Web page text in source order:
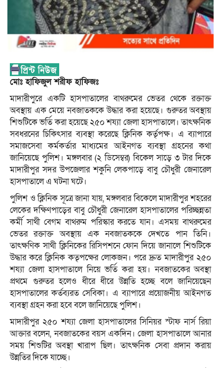
মোঃ হাফিজুল শরীফ হাফিজঃ
মাদারীপুরে একটি হাসপাতালের বাথরুমের ভেতর থেকে রক্তাক্ত
অবস্থায় এক মেয়ে নবজাতককে উদ্ধার করা হয়েছে। গুরুতর অবস্থায়
শিশুটিকে ভর্তি করা হয়েছে ২৫০ শয্যা জেলা হাসপাতালে। তাৎক্ষনিক
সবধরনের চিকিৎসার ব্যবস্থা করেছে ক্লিনিক কর্তৃপক্ষ। এ ব্যাপারে
সমাজসেবা কর্মকর্তার মাধ্যমের আইনগত ব্যবস্থা গ্রহনের কথা
জানিয়েছে পুলিশ। মঙ্গলবার (২ ডিসেম্বর) বিকেল সাড়ে ৩ টার দিকে
মাদারীপুর সদর উপজেলার শকুনি লেকপাড়ে বাবু চৌধুরী জেনারেল
হাসপাতালে এ ঘটনা ঘটে।
পুলিশ ও ক্লিনিক সূত্রে জানা যায়, মঙ্গলবার বিকেলে মাদারীপুর শহরের
লেকের দক্ষিণপাড়ের বাবু চৌধুরী জেনারেল হাসপাতালের পরিচ্ছন্নতা
কর্মী সাথী বেগম বাথরুম পরিস্কার করতে যান। এসময় বাথরুমের
ভেতর রক্তাক্ত অবস্থায় এক নবজাতককে দেখতে পান তিনি।
তাৎক্ষণিক সাথী ক্লিনিকের রিসিপশনে ফোন দিয়ে জানালে শিশুটিকে
উদ্ধার করে ক্লিনিক কতৃপক্ষের লোকজন। পরে দ্রুত মাদারীপুর ২৫০
শয্যা জেলা হাসপাতালে নিয়ে ভর্তি করা হয়। নবজাতকের অবস্থা
প্রথমে গুরুতর হলেও ধীরে ধীরে উন্নতি হচ্ছে বলে জানিয়েছেন
হাসপাতালের কর্তব্যরত সেবিকা। এ ব্যাপারে প্রয়োজনীয় আইনগত
ব্যবস্থা গ্রহন করা হবে বলে জানিয়েছে পুলিশ।
মাদারীপুর ২৫০ শয্যা জেলা হাসপাতালের সিনিয়র স্টাফ নার্স রিয়া
আক্তার বলেন, নবজাতকের বয়স একদিন। জেলা হাসপাতালে আনার
সময় শিশুটির অবস্থা খারাপ ছিল। তাৎক্ষনিক সেবা প্রদান করায়
উন্নতির দিকে যাচ্ছে।